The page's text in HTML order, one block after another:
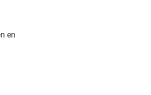
en